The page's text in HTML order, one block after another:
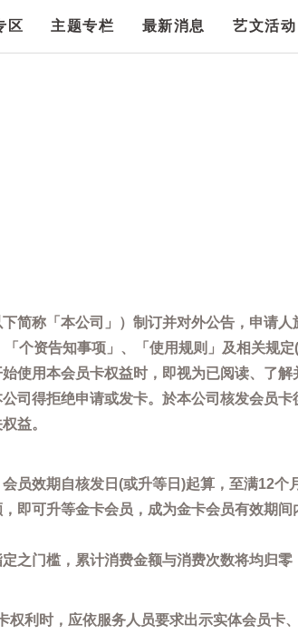
区 主题专栏 最新消息 艺文活动
简称「本公司」）制订并对外公告，申请
个资告知事项」、「使用规则」及相关规
使用本会员卡权益时，即视为已阅读、了解
司得拒绝申请或发卡。於本公司核发会员
益。
员效期自核发日(或升等日)起算，至满12个
即可升等金卡会员，成为金卡会员有效期
之门槛，累计消费金额与消费次数将均归
利时，应依服务人员要求出示实体会员卡